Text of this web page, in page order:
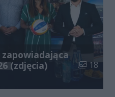
(zdjęcia)
Liczba
18